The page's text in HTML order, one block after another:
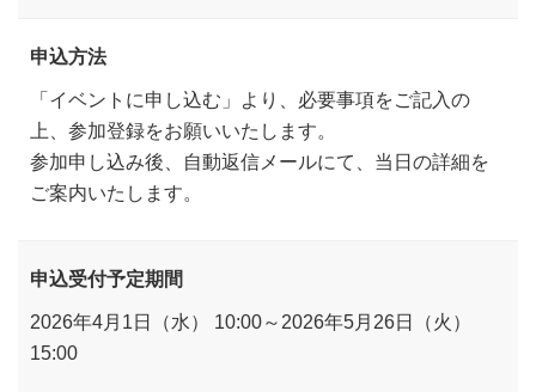
申込方法
「イベントに申し込む」より、必要事項をご記入の
上、参加登録をお願いいたします。
参加申し込み後、自動返信メールにて、当日の詳細を
ご案内いたします。
申込受付予定期間
2026年4月1日（水） 10:00～2026年5月26日（火）
15:00